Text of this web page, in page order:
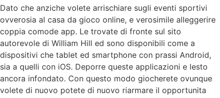
Dato che anziche volete arrischiare sugli eventi sportivi
ovverosia al casa da gioco online, e verosimile alleggerire
coppia comode app. Le trovate di fronte sul sito
autorevole di William Hill ed sono disponibili come a
dispositivi che tablet ed smartphone con prassi Android,
sia a quelli con iOS. Deporre queste applicazioni e lesto
ancora infondato. Con questo modo giocherete ovunque
volete di nuovo potete di nuovo riarmare il opportunita